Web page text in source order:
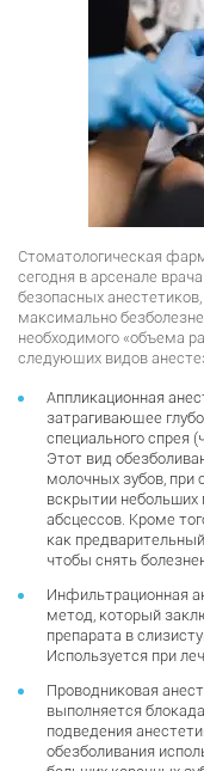
Стоматологическая
сегодня в арсенале
безопасных
максимально
необходимого «объема
следующих видов
Аппликационная
затрагивающее
специального спрея
Этот вид
молочных зубов, при
вскрытии небольших
абсцессов. Кроме
как
чтобы снять
Инфильтрационная
метод, который
препарата в
Используется при
Проводниковая
выполняется
подведения
обезболивания